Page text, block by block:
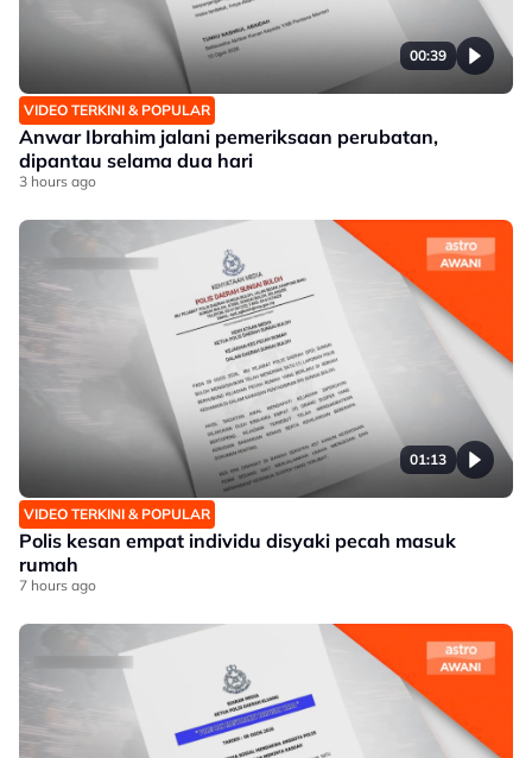
00:39
VIDEO TERKINI & POPULAR
Anwar Ibrahim jalani pemeriksaan perubatan,
dipantau selama dua hari
3 hours ago
01:13
VIDEO TERKINI & POPULAR
Polis kesan empat individu disyaki pecah masuk
rumah
7 hours ago